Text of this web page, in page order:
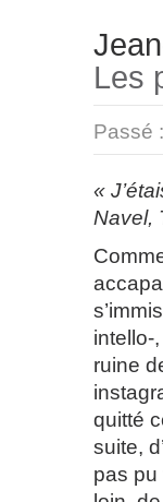
Les
Passé :
«
Navel,
intello-
ruine
quitté
suite,
pas pu